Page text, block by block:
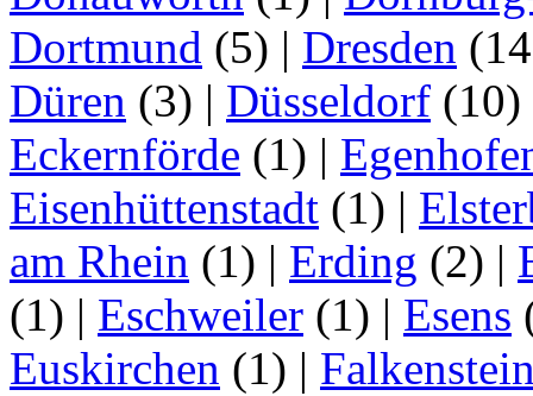
Dortmund (5) | Dresden
Düren (3) | Düsseldorf (10)
Eckernförde (1) |
Eisenhüttenstadt (1) |
am Rhein (1) | Erding (2) |
(1) | Eschweiler (1) | Esens
Euskirchen (1) |